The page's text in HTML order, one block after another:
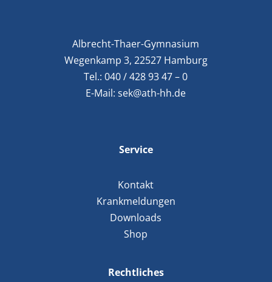
Albrecht-Thaer-Gymnasium
Wegenkamp 3, 22527 Hamburg
Tel.:040 / 428 93 47 – 0
E-Mail:sek@ath-hh.de
Service
Kontakt
Krankmeldungen
Downloads
Shop
Rechtliches